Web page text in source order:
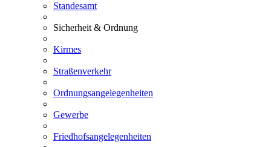
Standesamt
Sicherheit & Ordnung
Kirmes
Straßenverkehr
Ordnungsangelegenheiten
Gewerbe
Friedhofsangelegenheiten